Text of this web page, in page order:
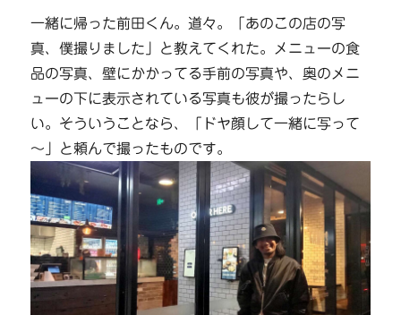
一緒に帰った前田くん。道々。「あのこの店の写
真、僕撮りました」と教えてくれた。メニューの食
品の写真、壁にかかってる手前の写真や、奥のメニ
ューの下に表示されている写真も彼が撮ったらし
い。そういうことなら、「ドヤ顔して一緒に写って
～」と頼んで撮ったものです。